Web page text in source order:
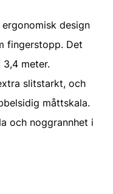
design
fingerstopp. Det
meter.
slitstarkt, och
måttskala.
och noggrannhet i